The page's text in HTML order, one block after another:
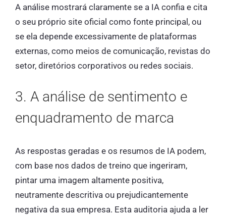
A análise mostrará claramente se a IA confia e cita
o seu próprio site oficial como fonte principal, ou
se ela depende excessivamente de plataformas
externas, como meios de comunicação, revistas do
setor, diretórios corporativos ou redes sociais.
3. A análise de sentimento e
enquadramento de marca
As respostas geradas e os resumos de IA podem,
com base nos dados de treino que ingeriram,
pintar uma imagem altamente positiva,
neutramente descritiva ou prejudicantemente
negativa da sua empresa. Esta auditoria ajuda a ler